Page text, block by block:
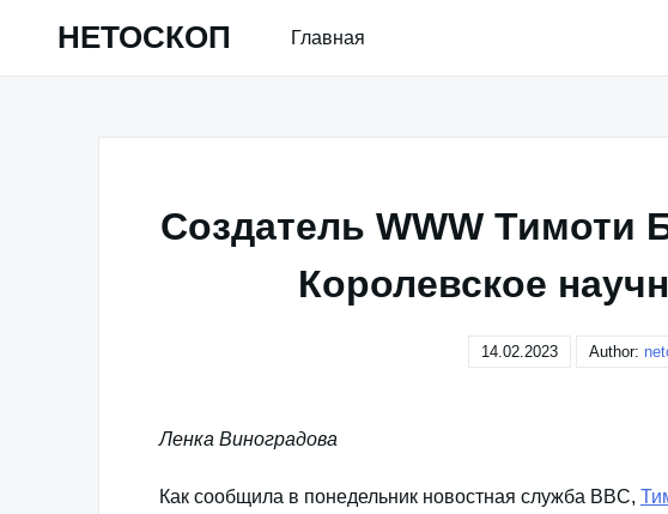
НЕТОСКОП Главная
Создатель WWW Тимоти
Королевское
14.02.2023 Author:
Ленка Виноградова
Как сообщила в понедельник новостная служба BBC,